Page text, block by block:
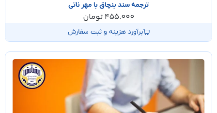
ترجمه سند بنچاق با مهر ناتی
455.000 تومان
برآورد هزینه و ثبت سفارش